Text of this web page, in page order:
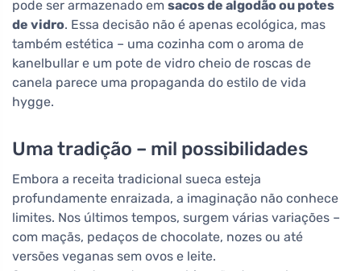
pode ser armazenado em sacos de algodão ou potes
de vidro. Essa decisão não é apenas ecológica, mas
também estética – uma cozinha com o aroma de
kanelbullar e um pote de vidro cheio de roscas de
canela parece uma propaganda do estilo de vida
hygge.
Uma tradição – mil possibilidades
Embora a receita tradicional sueca esteja
profundamente enraizada, a imaginação não conhece
limites. Nos últimos tempos, surgem várias variações –
com maçãs, pedaços de chocolate, nozes ou até
versões veganas sem ovos e leite.